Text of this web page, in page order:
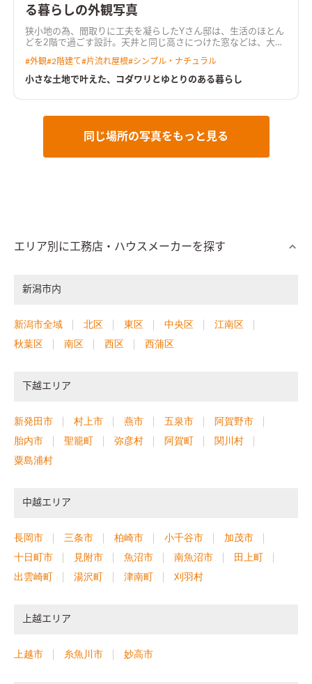
る暮らしの外観写真
狭小地の為、間取りに工夫を凝らしたYさん邸は、生活のほとん
どを2階で過ごす設計。天井と同じ高さにつけた窓などは、大き
にしました。全体を白でまとめた空間に、木の質感や淡い色合
いがアクセントとなり、北欧ナチュラルなやさしい雰囲気をつく
り出しています。ニッチや造り付の棚もポイントのひとつです。
タイルに合った、暮らしやすい住まいが完成しました。
#外観#2階建て #片流れ屋根#シンプル・ナチュラル
小さな土地で叶えた、コダワリとゆとりのある暮らし
同じ場所の写真をもっと見る
エリア別に工務店・ハウスメーカーを探す
新潟市内
新潟市全域 北区 東区 中央区
江南区
秋葉区
南区 西区 西蒲区
下越エリア
新発田市 村上市 燕市 五泉市
阿賀野市
胎内市
聖籠町 弥彦村 阿賀町
関川村
粟島浦村
中越エリア
長岡市 三条市 柏崎市 小千谷市
加茂市
十日町市
見附市 魚沼市 南魚沼市
田上町
出雲崎町
湯沢町 津南町 刈羽村
上越エリア
上越市 糸魚川市 妙高市